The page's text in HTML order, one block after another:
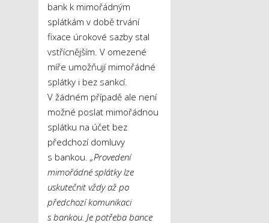
bank k mimořádným
splátkám v době trvání
fixace úrokové sazby stal
vstřícnějším. V omezené
míře umožňují mimořádné
splátky i bez sankcí.
V žádném případě ale není
možné poslat mimořádnou
splátku na účet bez
předchozí domluvy
s bankou. „Provedení
mimořádné splátky lze
uskutečnit vždy až po
předchozí komunikaci
s bankou. Je potřeba bance